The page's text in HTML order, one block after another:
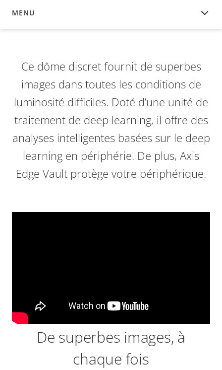
MENU
APERÇU
Ce dôme discret fournit de superbes
images dans toutes les conditions de
luminosité difficiles. Doté d’une unité de
traitement de deep learning, il offre des
analyses intelligentes basées sur le deep
learning en périphérie. De plus, Axis
Edge Vault protège votre périphérique.
De superbes images, à
chaque fois